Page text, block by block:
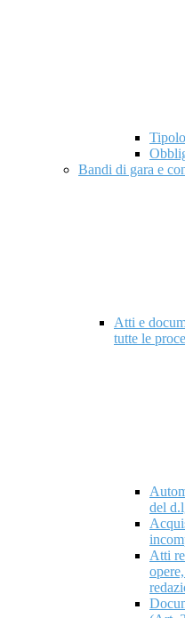
Bandi di gara e
Atti e
tutte le
del
Atti